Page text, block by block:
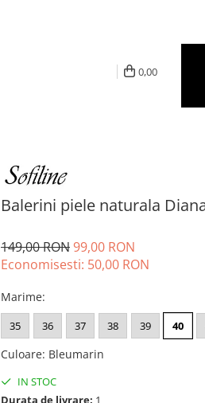
0,00
Balerini piele naturala
149,00 RON99,00 RON
Economisesti: 50,00 RON
Marime:
35 36 37 38 39 40
Culoare: Bleumarin
IN STOC
Durata de livrare: 1